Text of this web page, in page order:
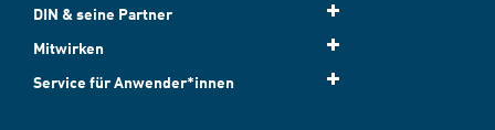
DIN & seine Partner
Mitwirken
Service für Anwender*innen